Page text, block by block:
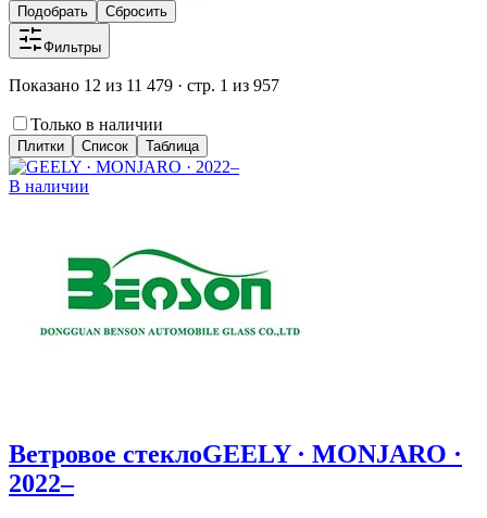
Подобрать Сбросить
Фильтры
Показано 12 из 11 479 · стр. 1 из 957
Только в наличии
Плитки Список Таблица
В наличии
Ветровое стеклоGEELY · MONJARO ·
2022–